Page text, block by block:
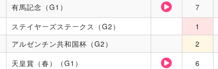
有馬記念（G1） 7
ステイヤーズステークス（G2） 1
アルゼンチン共和国杯（G2） 2
天皇賞（春）（G1） 6